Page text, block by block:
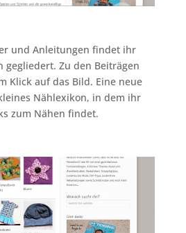
und Anleitungen findet ihr
gegliedert. Zu den Beiträgen
Klick auf das Bild. Eine neue
Nählexikon, in dem ihr
zum Nähen findet.